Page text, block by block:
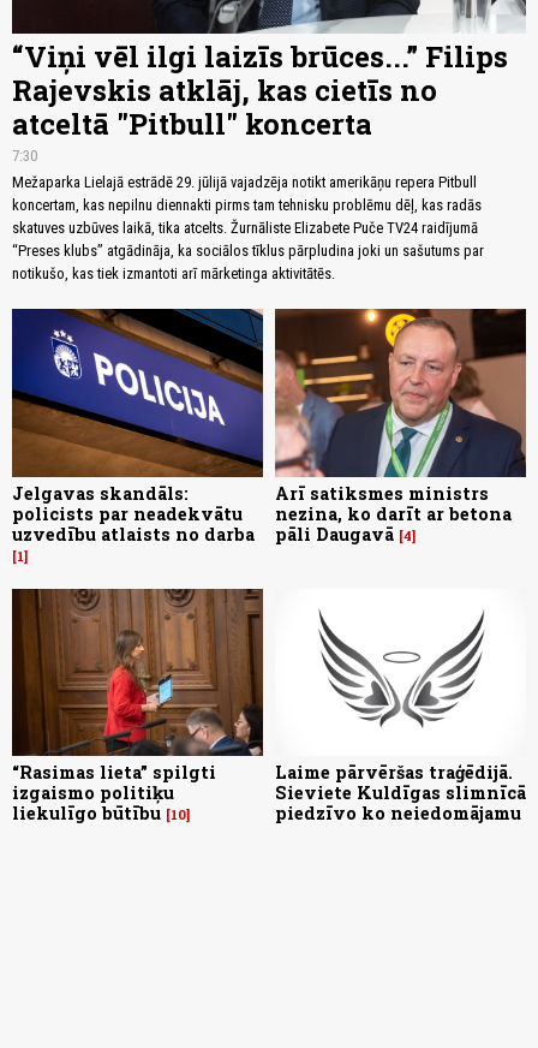
“Viņi vēl ilgi laizīs brūces...” Filips
Rajevskis atklāj, kas cietīs no
atceltā "Pitbull" koncerta
7:30
Mežaparka Lielajā estrādē 29. jūlijā vajadzēja notikt amerikāņu repera Pitbull
koncertam, kas nepilnu diennakti pirms tam tehnisku problēmu dēļ, kas radās
skatuves uzbūves laikā, tika atcelts. Žurnāliste Elizabete Puče TV24 raidījumā
“Preses klubs” atgādināja, ka sociālos tīklus pārpludina joki un sašutums par
notikušo, kas tiek izmantoti arī mārketinga aktivitātēs.
Jelgavas skandāls:
policists par neadekvātu
uzvedību atlaists no darba
1
Arī satiksmes ministrs
nezina, ko darīt ar betona
pāli Daugavā 4
“Rasimas lieta” spilgti
izgaismo politiķu
liekulīgo būtību 10
Laime pārvēršas traģēdijā.
Sieviete Kuldīgas slimnīcā
piedzīvo ko neiedomājamu